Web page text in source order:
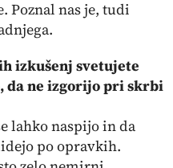
Poznal nas je, tudi
izkušenj svetujete
da ne izgorijo pri skrbi
lahko naspijo in da
po opravkih.